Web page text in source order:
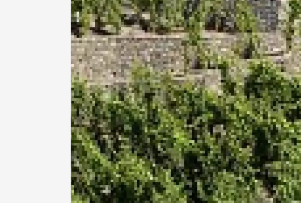
10:30
23:00
06 août 2026 et plus
Oenologie
Agriculture
Produits du terroir
Le Barbecue Vigneron
Nyons
12:30
14:00
06 août 2026 Oenologie DJ
Soirée rosé au domaine